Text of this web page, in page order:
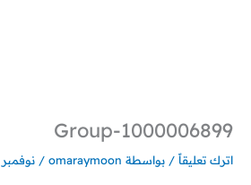
Group-1000006899
اترك تعليقاً / بواسطة omaraymoon
/ نوفمبر 14, 2023